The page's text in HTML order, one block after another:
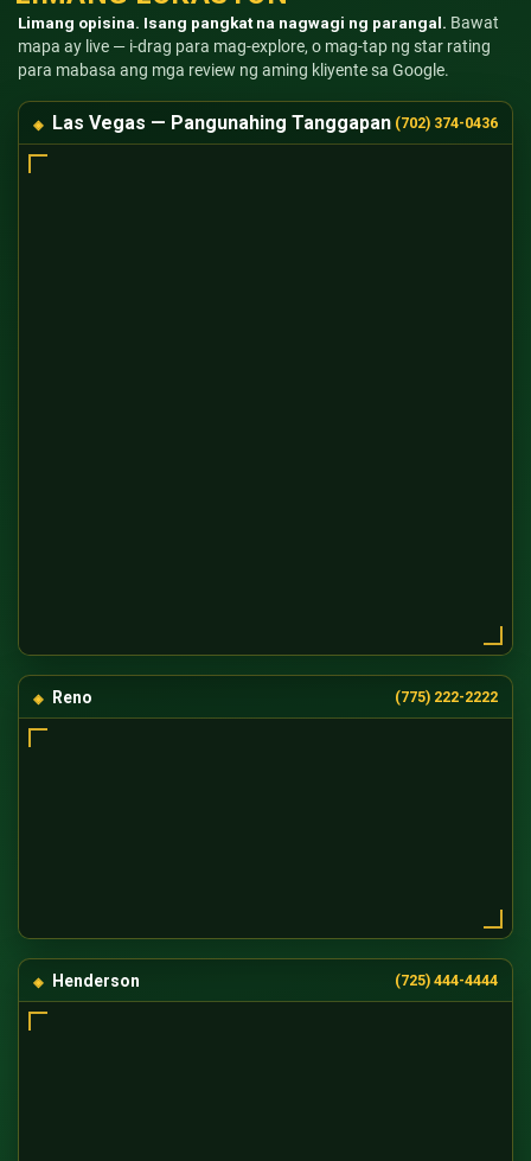
Limang opisina. Isang pangkat na nagwagi ng parangal. Bawat
mapa ay live — i-drag para mag-explore, o mag-tap ng star rating
para mabasa ang mga review ng aming kliyente sa Google.
Las Vegas — Pangunahing Tanggapan (702) 374-0436
Reno (775) 222-2222
Henderson (725) 444-4444